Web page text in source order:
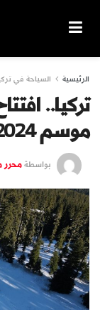
الرئيسية السياحة في تركيا
تركيا..
موسم 2024
بواسطةمحرر